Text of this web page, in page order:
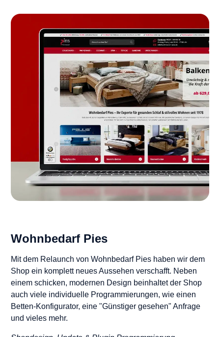
Wohnbedarf Pies
Mit dem Relaunch von Wohnbedarf Pies haben wir dem
Shop ein komplett neues Aussehen verschafft. Neben
einem schicken, modernen Design beinhaltet der Shop
auch viele individuelle Programmierungen, wie einen
Betten-Konfigurator, eine "Günstiger gesehen" Anfrage
und vieles mehr.